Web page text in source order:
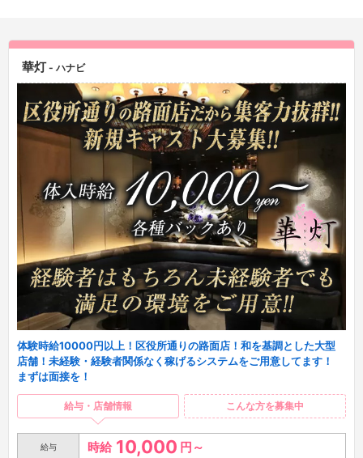
華灯 - ハナビ
体験時給10000円以上！区役所通りの路面店！和を基調とした大型
店舗！未経験・経験者関係なく稼げるシステムをご用意してます！
まずは面接を！
給与・店舗情報 こんな方を募集中
給与 時給 10,000 円～